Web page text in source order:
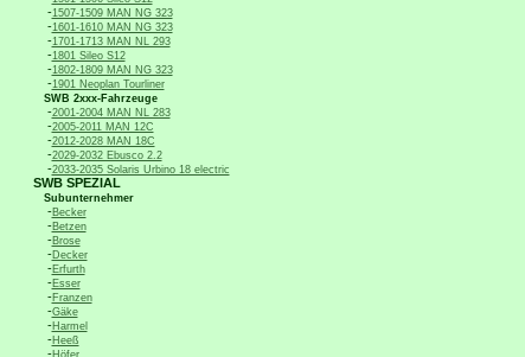
-1507-1509 MAN NG 323
-1601-1610 MAN NG 323
-1701-1713 MAN NL 293
-1801 Sileo S12
-1802-1809 MAN NG 323
-1901 Neoplan Tourliner
SWB 2xxx-Fahrzeuge
-2001-2004 MAN NL 283
-2005-2011 MAN 12C
-2012-2028 MAN 18C
-2029-2032 Ebusco 2.2
-2033-2035 Solaris Urbino 18 electric
SWB SPEZIAL
Subunternehmer
-Becker
-Betzen
-Brose
-Decker
-Erfurth
-Esser
-Franzen
-Gäke
-Harmel
-Heeß
-Höfer